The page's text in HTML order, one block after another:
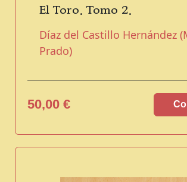
El Toro. Tomo 2.
Díaz del Castillo Hernández
Prado)
50,00 €